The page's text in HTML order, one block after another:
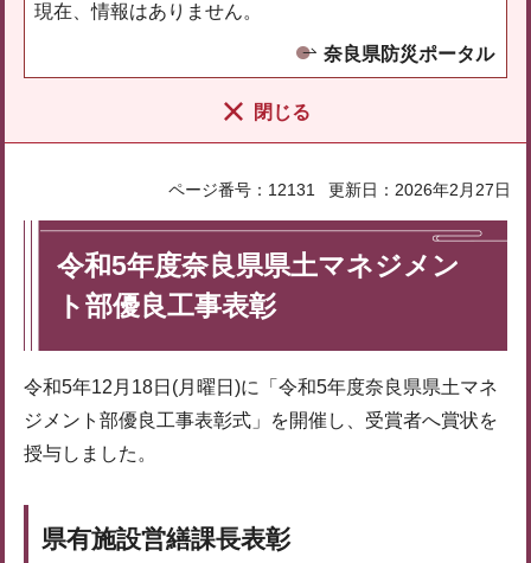
現在、情報はありません。
奈良県防災ポータル
閉じる
ページ番号：12131 更新日：2026年2月27日
令和5年度奈良県県土マネジメン
ト部優良工事表彰
令和5年12月18日(月曜日)に「令和5年度奈良県県土マネ
ジメント部優良工事表彰式」を開催し、受賞者へ賞状を
授与しました。
県有施設営繕課長表彰